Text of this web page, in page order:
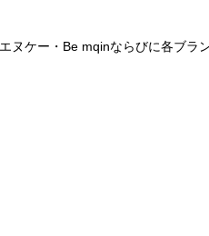
ヌケー・Be mqinならびに各ブラ